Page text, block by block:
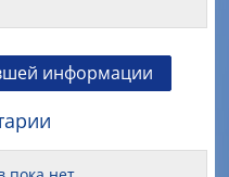
информации